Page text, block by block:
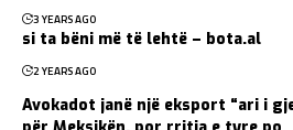
3 YEARS AGO
si ta bëni më të lehtë – bota.al
2 YEARS AGO
Avokadot janë një eksport “ari i